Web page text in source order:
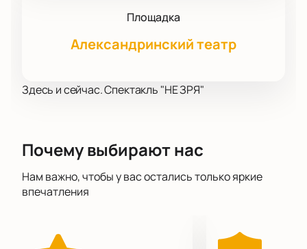
Площадка
Александринский театр
Здесь и сейчас. Спектакль "НЕ ЗРЯ"
Почему выбирают нас
Нам важно, чтобы у вас остались только яркие
впечатления